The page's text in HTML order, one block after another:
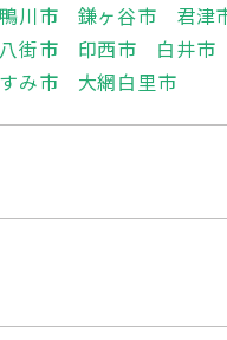
鴨川市 鎌ヶ谷市
君津
八街市 印西市 白井市
み市 大網白里市